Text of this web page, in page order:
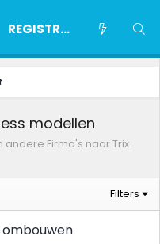
REGISTREREN
modellen
Firma's naar Trix
Filters
ombouwen